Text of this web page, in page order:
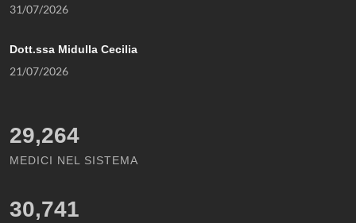
31/07/2026
Dott.ssa Midulla Cecilia
21/07/2026
29,264
MEDICI NEL SISTEMA
30,741